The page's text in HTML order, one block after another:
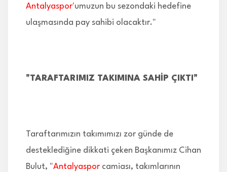
Antalyaspor'umuzun bu sezondaki hedefine
ulaşmasında pay sahibi olacaktır."
"TARAFTARIMIZ TAKIMINA SAHİP ÇIKTI"
Taraftarımızın takımımızı zor günde de
desteklediğine dikkati çeken Başkanımız Cihan
Bulut, "Antalyaspor camiası, takımlarının